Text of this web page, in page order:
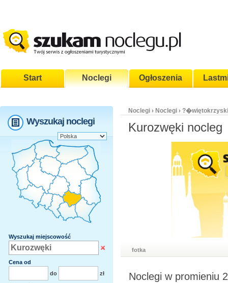
Start Noclegi Ogłoszenia
Wyszukaj noclegi
Wyszukaj miejscowość
Cena od
do
zł
Noclegi › Noclegi ›
Kurozwęki nocleg
fotka
Noclegi w promieniu